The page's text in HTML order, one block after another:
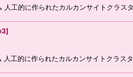
的に作られたカルカンサイトクラス
]
的に作られたカルカンサイトクラス